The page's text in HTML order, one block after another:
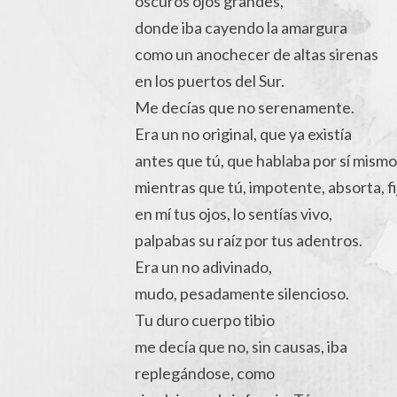
donde iba cayendo la amargura
como un anochecer de altas sirenas
en los puertos del Sur.
Me decías que no serenamente.
Era un no original, que ya existía
antes que tú, que hablaba por sí mismo
mientras que tú, impotente, absorta,
en mí tus ojos, lo sentías vivo,
palpabas su raíz por tus adentros.
Era un no adivinado,
mudo, pesadamente silencioso.
Tu duro cuerpo tibio
me decía que no, sin causas, iba
replegándose, como